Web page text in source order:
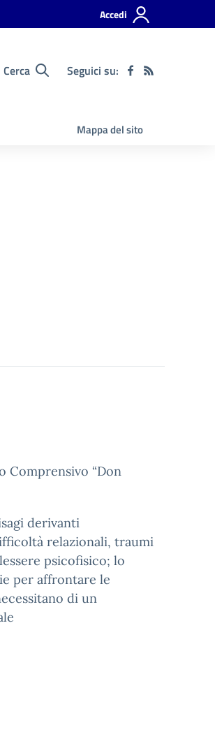
Accedi
Cerca Seguici su:
Mappa del sito
Comprensivo “Don
derivanti
relazionali, traumi
psicofisico; lo
per affrontare le
di un